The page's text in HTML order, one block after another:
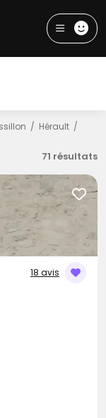
Hérault
71 résultats
18 avis